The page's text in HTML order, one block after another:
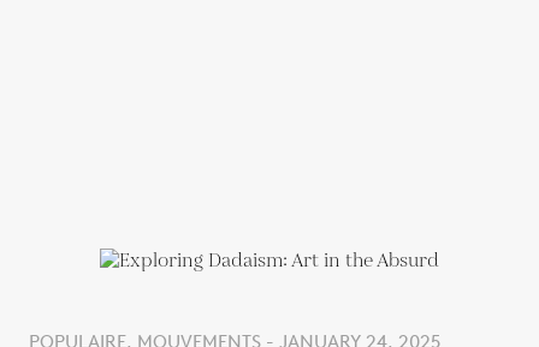
POPULAIRE, MOUVEMENTS - JANUARY 24, 2025